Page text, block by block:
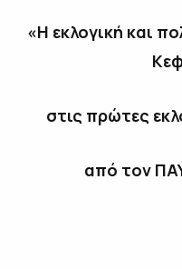
«Η εκλογική και
στις πρώτες
από τον